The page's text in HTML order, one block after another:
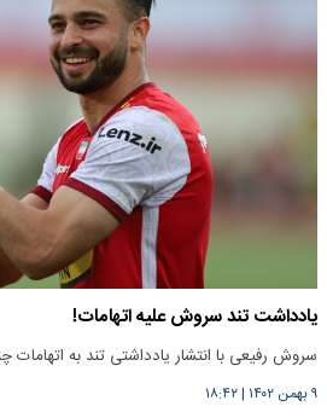
یادداشت تند سروش علیه اتهامات!
سروش رفیعی با انتشار یادداشتی تند به اتهامات
۹ بهمن ۱۴۰۲ |۱۸:۴۲